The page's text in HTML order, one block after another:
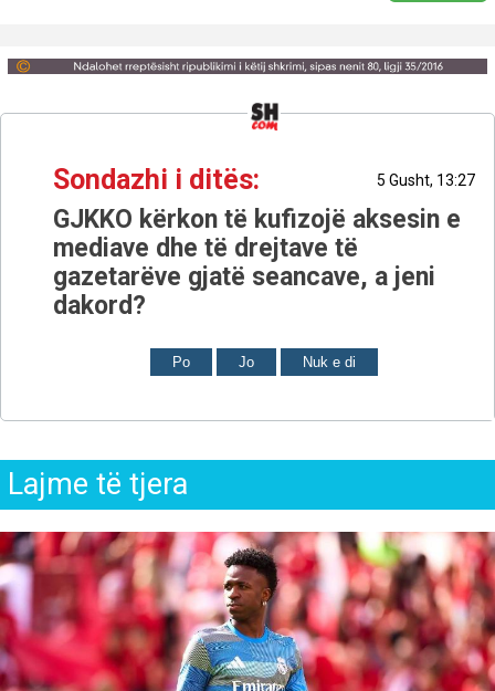
Sondazhi i ditës: 5 Gusht, 13:27
GJKKO kërkon të kufizojë aksesin e
mediave dhe të drejtave të
gazetarëve gjatë seancave, a jeni
dakord?
Po Jo Nuk e di
Lajme të tjera